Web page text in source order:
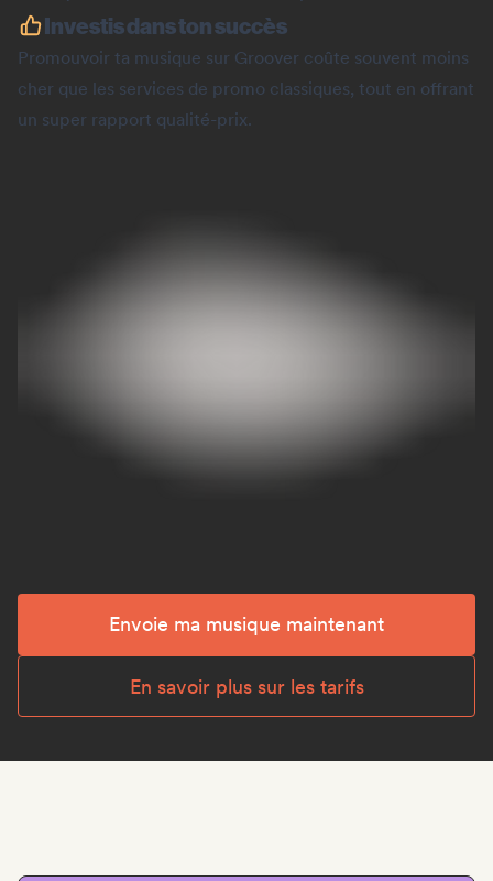
Investis dans ton succès
Promouvoir ta musique sur Groover coûte souvent moins
cher que les services de promo classiques, tout en offrant
un super rapport qualité-prix.
Envoie ma musique maintenant
En savoir plus sur les tarifs